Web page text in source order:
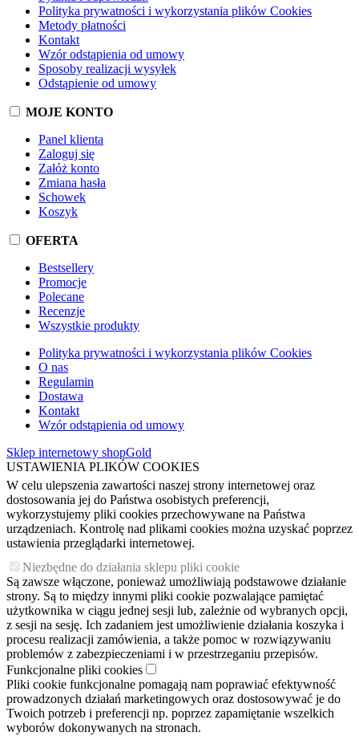
Polityka prywatności i wykorzystania plików Cookies
Metody płatności
Kontakt
Wzór odstąpienia od umowy
Sposoby realizacji wysyłek
Odstąpienie od umowy
MOJE KONTO
Panel klienta
Zaloguj się
Załóż konto
Zmiana hasła
Schowek
Koszyk
OFERTA
Bestsellery
Promocje
Polecane
Recenzje
Wszystkie produkty
Polityka prywatności i wykorzystania plików Cookies
O nas
Regulamin
Dostawa
Kontakt
Wzór odstąpienia od umowy
Sklep internetowy shopGold
USTAWIENIA PLIKÓW COOKIES
W celu ulepszenia zawartości naszej strony internetowej oraz
dostosowania jej do Państwa osobistych preferencji,
wykorzystujemy pliki cookies przechowywane na Państwa
urządzeniach. Kontrolę nad plikami cookies można uzyskać poprzez
ustawienia przeglądarki internetowej.
Niezbędne do działania sklepu pliki cookie
Są zawsze włączone, ponieważ umożliwiają podstawowe działanie
strony. Są to między innymi pliki cookie pozwalające pamiętać
użytkownika w ciągu jednej sesji lub, zależnie od wybranych opcji,
z sesji na sesję. Ich zadaniem jest umożliwienie działania koszyka i
procesu realizacji zamówienia, a także pomoc w rozwiązywaniu
problemów z zabezpieczeniami i w przestrzeganiu przepisów.
Funkcjonalne pliki cookies
Pliki cookie funkcjonalne pomagają nam poprawiać efektywność
prowadzonych działań marketingowych oraz dostosowywać je do
Twoich potrzeb i preferencji np. poprzez zapamiętanie wszelkich
wyborów dokonywanych na stronach.